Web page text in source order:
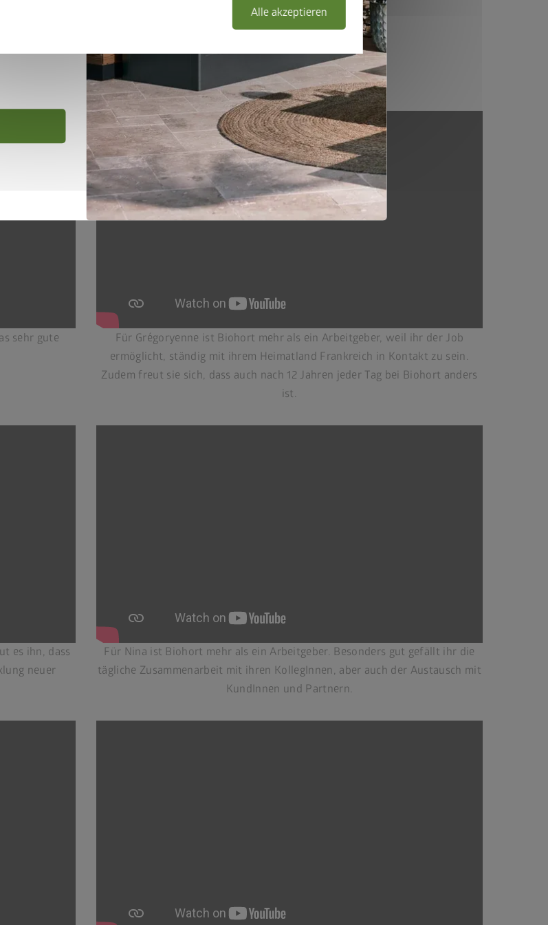
Alle akzeptieren
innen über Biohort
ist Biohort mehr als ein Arbeitgeber. In den Videos erfahren Sie warum!
sehr gute
Für Grégoryenne ist Biohort mehr als ein Arbeitgeber, weil ihr der Job
ermöglicht, ständig mit ihrem Heimatland Frankreich in Kontakt zu sein.
Zudem freut sie sich, dass auch nach 12 Jahren jeder Tag bei Biohort anders
ist.
es ihn, dass
neuer
Für Nina ist Biohort mehr als ein Arbeitgeber. Besonders gut gefällt ihr die
tägliche Zusammenarbeit mit ihren KollegInnen, aber auch der Austausch mit
KundInnen und Partnern.